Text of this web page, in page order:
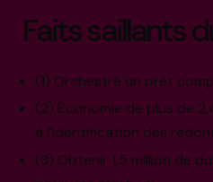
Faits saillants
(1) Orchestré un prêt
(2) Économie de plus de
à l'identification des
(3) Obtenir 1,5 million de